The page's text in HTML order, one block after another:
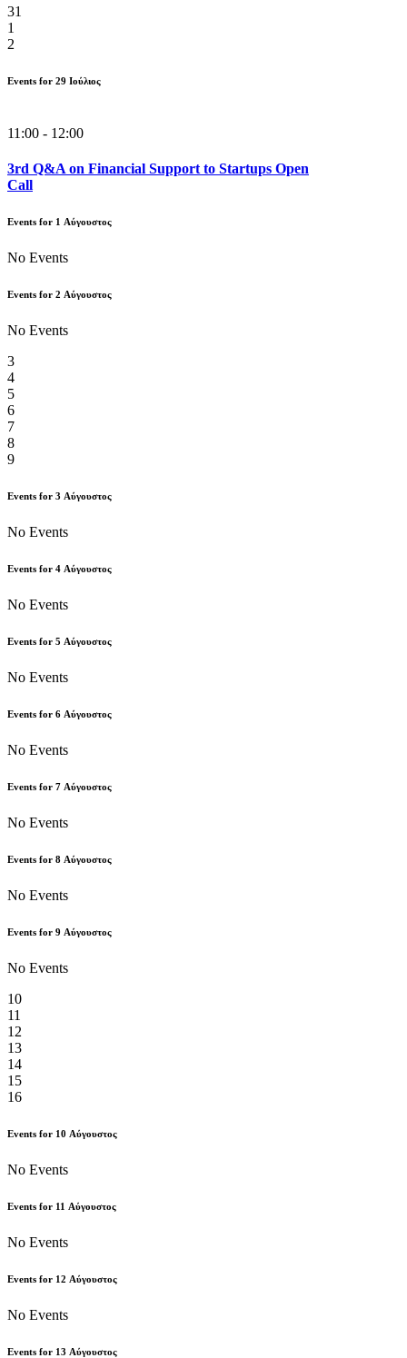
31
1
2
Events for 29 Ιούλιος
11:00 - 12:00
3rd Q&A on Financial Support to Startups Open
Call
Events for 1 Αύγουστος
No Events
Events for 2 Αύγουστος
No Events
3
4
5
6
7
8
9
Events for 3 Αύγουστος
No Events
Events for 4 Αύγουστος
No Events
Events for 5 Αύγουστος
No Events
Events for 6 Αύγουστος
No Events
Events for 7 Αύγουστος
No Events
Events for 8 Αύγουστος
No Events
Events for 9 Αύγουστος
No Events
10
11
12
13
14
15
16
Events for 10 Αύγουστος
No Events
Events for 11 Αύγουστος
No Events
Events for 12 Αύγουστος
No Events
Events for 13 Αύγουστος